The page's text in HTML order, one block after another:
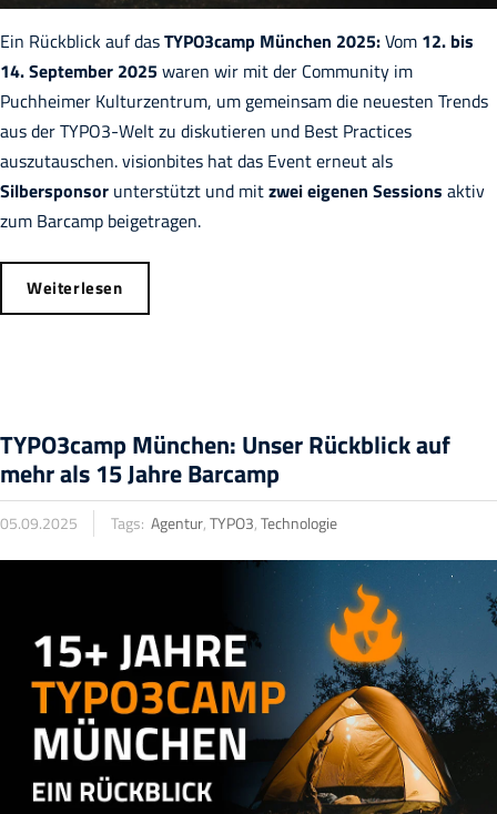
Ein Rückblick auf dasTYPO3camp München 2025:Vom 12. bis
14. September 2025waren wir mit der Community im
Puchheimer Kulturzentrum, um gemeinsam die neuesten Trends
aus der TYPO3-Weltzu diskutieren und Best Practices
auszutauschen.visionbites hat das Event erneut als
Silbersponsor unterstützt und mitzwei eigenen Sessions aktiv
zum Barcamp beigetragen.
Weiterlesen
TYPO3camp München: Unser Rückblick auf
mehr als 15 Jahre Barcamp
05.09.2025 Tags: Agentur,TYPO3,Technologie